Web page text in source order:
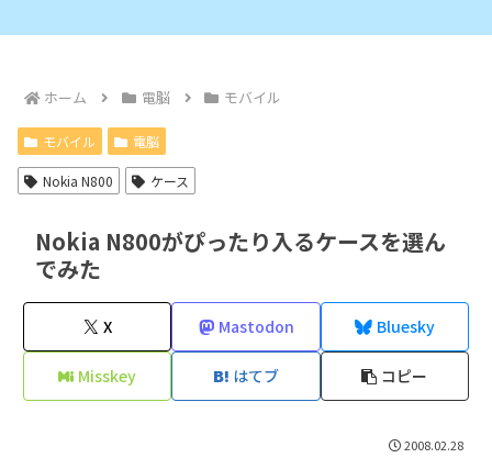
ホーム 電脳 モバイル
モバイル 電脳
Nokia N800 ケース
Nokia N800がぴったり入るケースを選ん
でみた
X Mastodon Bluesky
Misskey はてブ コピー
2008.02.28